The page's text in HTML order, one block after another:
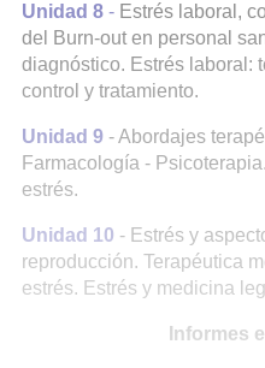
Unidad 8 - Estrés laboral,
del Burn-out en personal
diagnóstico. Estrés laboral:
control y tratamiento.
Unidad 9 - Abordajes
Farmacología -
estrés.
Unidad 10 - Estrés y
reproducción. Terapéutica
estrés. Estrés y medicina
Informes